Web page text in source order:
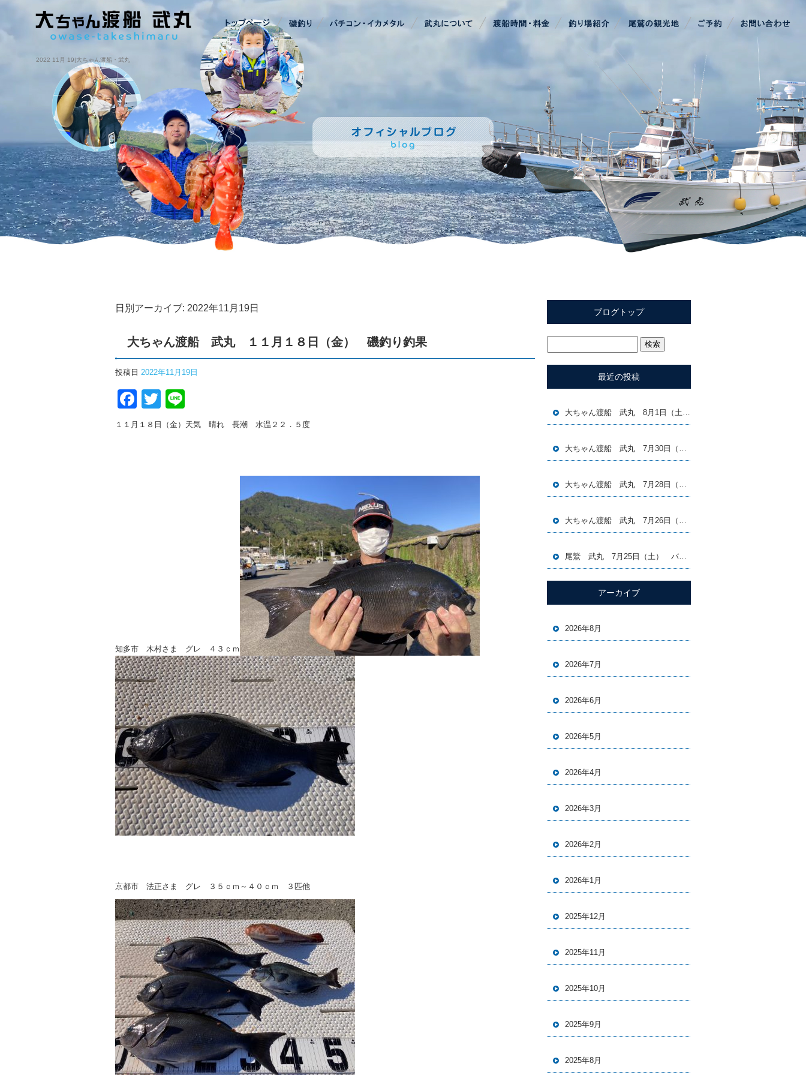
2022 11月 19|大ちゃん渡船・武丸
日別アーカイブ: 2022年11月19日
大ちゃん渡船 武丸 １１月１８日（金） 磯釣り釣果
投稿日 2022年11月19日
Facebook
Twitter
１１月１８日（金）天気 晴れ 長潮 水温２２．５度
知多市 木村さま グレ ４３ｃｍ
京都市 法正さま グレ ３５ｃｍ～４０ｃｍ ３匹他
ブログトップ
最近の投稿
大ちゃん渡船 武丸 8月1日（土）磯釣り釣果
大ちゃん渡船 武丸 7月30日（木）磯釣り釣果
大ちゃん渡船 武丸 7月28日（火）磯釣り釣果
大ちゃん渡船 武丸 7月26日（日）磯釣り釣果
尾鷲 武丸 7月25日（土） バチコン＆イカメタル便
アーカイブ
2026年8月
2026年7月
2026年6月
2026年5月
2026年4月
2026年3月
2026年2月
2026年1月
2025年12月
2025年11月
2025年10月
2025年9月
2025年8月